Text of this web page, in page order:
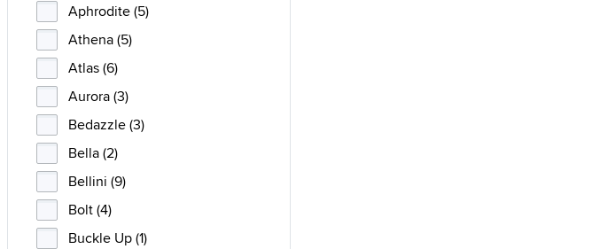
Aphrodite (5)
Athena (5)
Atlas (6)
Aurora (3)
Bedazzle (3)
Bella (2)
Bellini (9)
Bolt (4)
Buckle Up (1)